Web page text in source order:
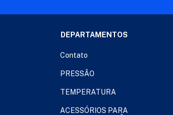
DEPARTAMENTOS
Contato
PRESSÃO
TEMPERATURA
ACESSÓRIOS PARA